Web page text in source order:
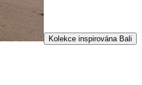
Kolekce inspirována Bali